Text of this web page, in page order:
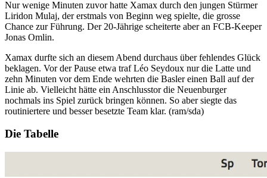
Nur wenige Minuten zuvor hatte Xamax durch den jungen Stürmer
Liridon Mulaj, der erstmals von Beginn weg spielte, die grosse
Chance zur Führung. Der 20-Jährige scheiterte aber an FCB-Keeper
Jonas Omlin.
Xamax durfte sich an diesem Abend durchaus über fehlendes Glück
beklagen. Vor der Pause etwa traf Léo Seydoux nur die Latte und
zehn Minuten vor dem Ende wehrten die Basler einen Ball auf der
Linie ab. Vielleicht hätte ein Anschlusstor die Neuenburger
nochmals ins Spiel zurück bringen können. So aber siegte das
routiniertere und besser besetzte Team klar. (ram/sda)
Die Tabelle